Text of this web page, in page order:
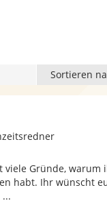
viele Gründe,
habt. Ihr wünscht